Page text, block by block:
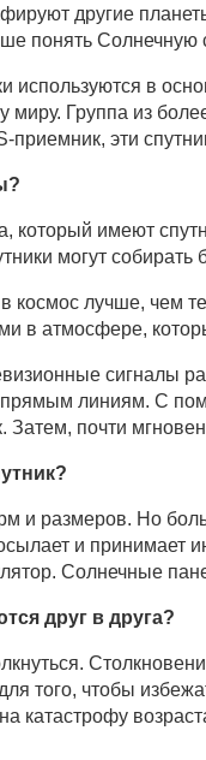
другие
понять Солнечную
используются в
Группа из
приемник, эти
который имеют
могут
космос лучше, чем
в атмосфере,
сигналы
прямым линиям. С
Затем, почти
и размеров. Но
и
Солнечные
друг в друга?
того, чтобы
катастрофу